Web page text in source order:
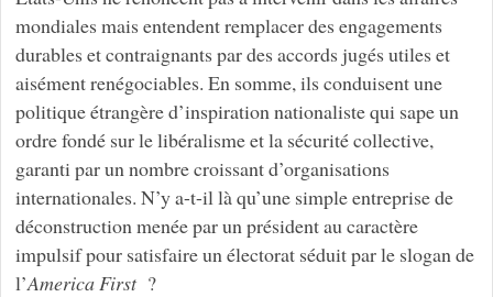
mondiales mais entendent remplacer des engagements
durables et contraignants par des accords jugés utiles et
aisément renégociables. En somme, ils conduisent une
politique étrangère d’inspiration nationaliste qui sape un
ordre fondé sur le libéralisme et la sécurité collective,
garanti par un nombre croissant d’organisations
internationales. N’y a-t-il là qu’une simple entreprise de
déconstruction menée par un président au caractère
impulsif pour satisfaire un électorat séduit par le slogan de
l’America First ?